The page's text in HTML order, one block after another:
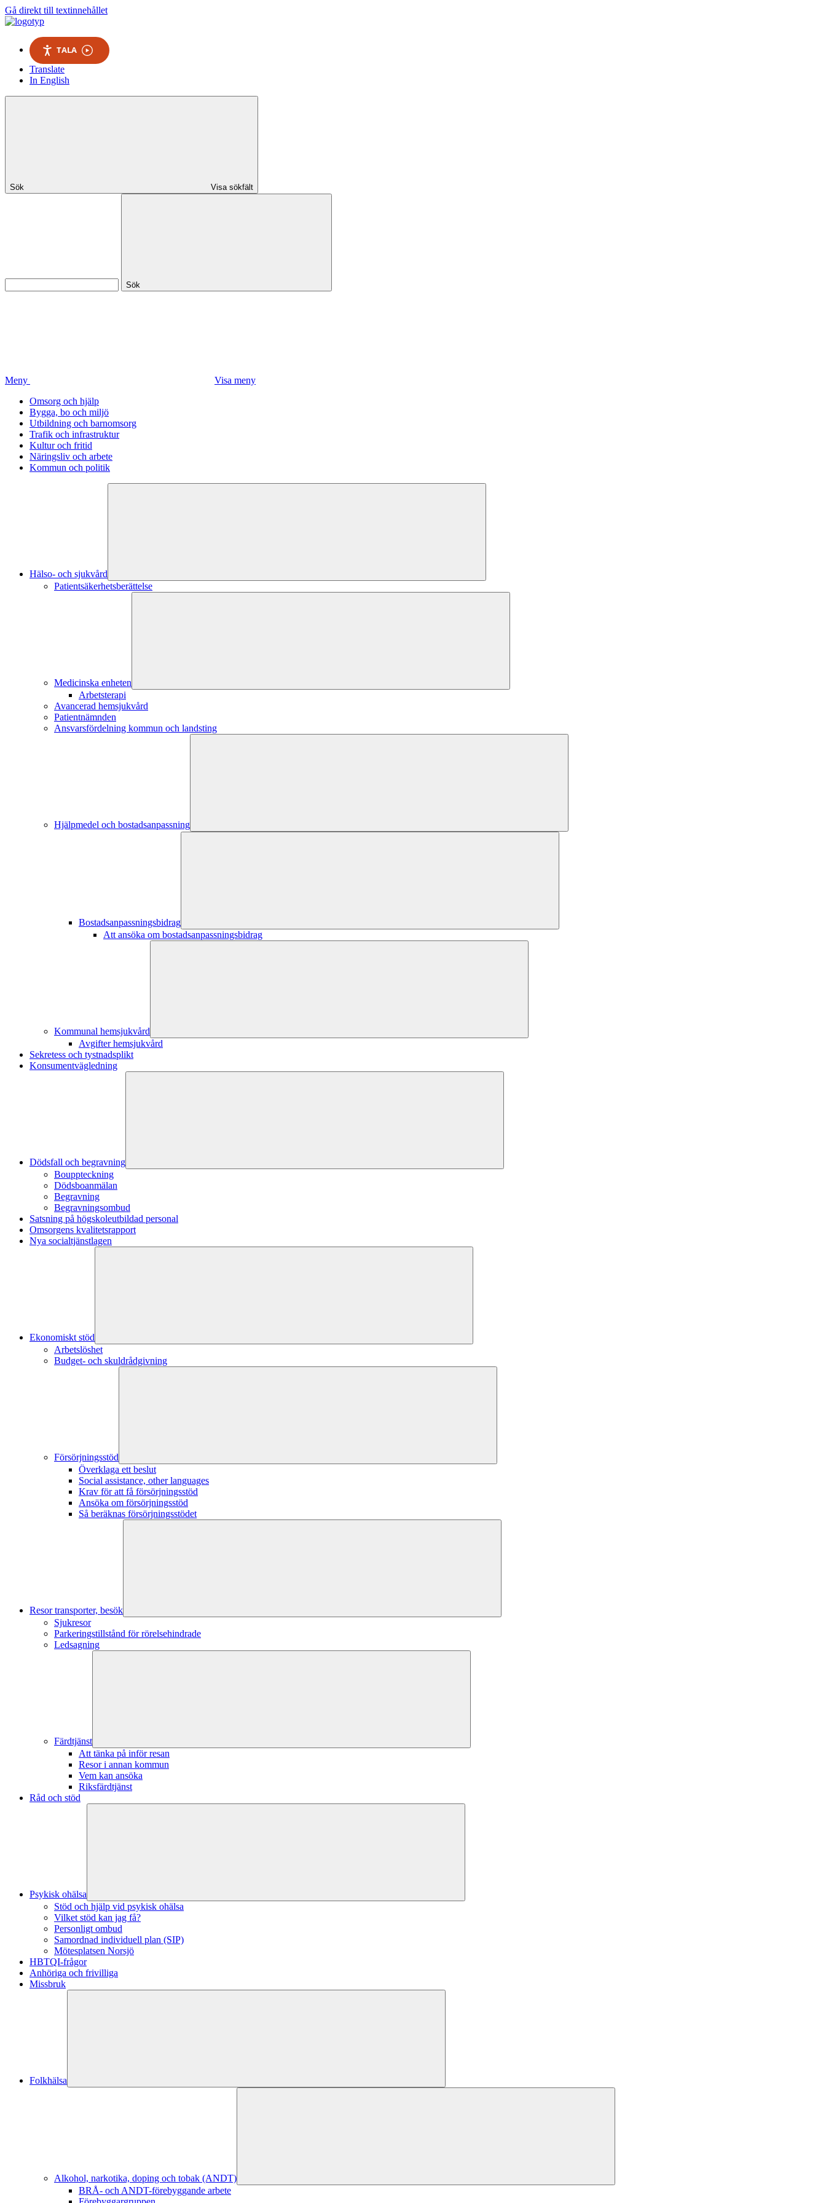
Gå direkt till textinnehållet
TALA
Translate
In English
Sök Visa sökfält
Sök
Meny
Visa meny
Omsorg och hjälp
Bygga, bo och miljö
Utbildning och barnomsorg
Trafik och infrastruktur
Kultur och fritid
Näringsliv och arbete
Kommun och politik
Hälso- och sjukvård
Patientsäkerhetsberättelse
Medicinska enheten
Arbetsterapi
Avancerad hemsjukvård
Patientnämnden
Ansvarsfördelning kommun och landsting
Hjälpmedel och bostadsanpassning
Bostadsanpassningsbidrag
Att ansöka om bostadsanpassningsbidrag
Kommunal hemsjukvård
Avgifter hemsjukvård
Sekretess och tystnadsplikt
Konsumentvägledning
Dödsfall och begravning
Bouppteckning
Dödsboanmälan
Begravning
Begravningsombud
Satsning på högskoleutbildad personal
Omsorgens kvalitetsrapport
Nya socialtjänstlagen
Ekonomiskt stöd
Arbetslöshet
Budget- och skuldrådgivning
Försörjningsstöd
Överklaga ett beslut
Social assistance, other languages
Krav för att få försörjningsstöd
Ansöka om försörjningsstöd
Så beräknas försörjningsstödet
Resor transporter, besök
Sjukresor
Parkeringstillstånd för rörelsehindrade
Ledsagning
Färdtjänst
Att tänka på inför resan
Resor i annan kommun
Vem kan ansöka
Riksfärdtjänst
Råd och stöd
Psykisk ohälsa
Stöd och hjälp vid psykisk ohälsa
Vilket stöd kan jag få?
Personligt ombud
Samordnad individuell plan (SIP)
Mötesplatsen Norsjö
HBTQI-frågor
Anhöriga och frivilliga
Missbruk
Folkhälsa
Alkohol, narkotika, doping och tobak (ANDT)
BRÅ- och ANDT-förebyggande arbete